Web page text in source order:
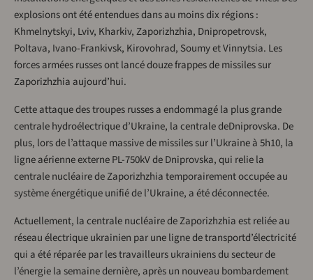
explosions ont été entendues dans au moins dix régions :
Khmelnytskyi, Lviv, Kharkiv, Zaporizhzhia, Dnipropetrovsk,
Poltava, Ivano-Frankivsk, Kirovohrad, Soumy et Vinnytsia. Les
forces armées russes ont lancé douze frappes de missiles sur
Zaporizhzhia aujourd’hui.
Cette attaque des troupes russes a endommagé la plus grande
centrale hydroélectrique d’Ukraine, la centrale deDniprovska. De
plus, lors de l’attaque massive de missiles sur l’Ukraine à 5h10, la
ligne aérienne externe PL-750kV de Dniprovska, qui relie la
centrale nucléaire de Zaporizhzhia temporairement occupée au
système énergétique unifié de l’Ukraine, a été déconnectée.
Actuellement, la centrale nucléaire de Zaporizhzhia est reliée au
réseau électrique ukrainien par une ligne de transportd’électricité
qui a été réparée par les travailleurs ukrainiens du secteur de
l’énergie la semaine dernière, après un nouveau bombardement